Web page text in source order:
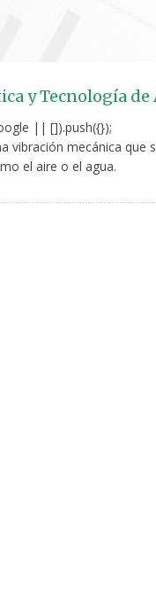
y Tecnología de
|| []).push({});
vibración mecánica que
el aire o el agua.